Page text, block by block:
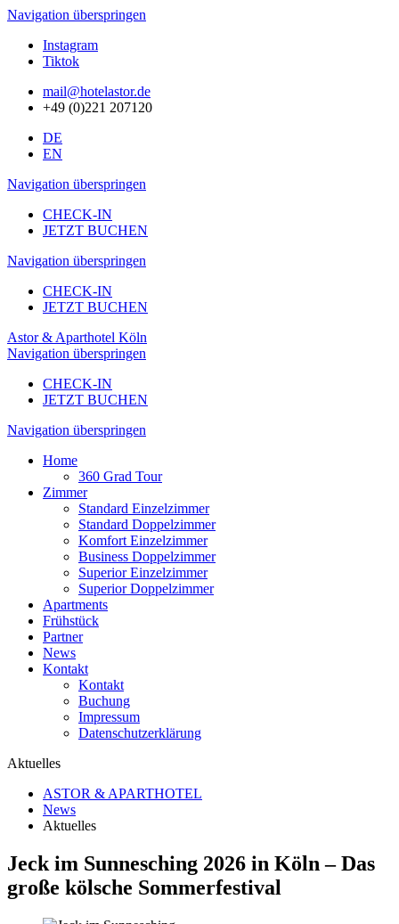
Navigation überspringen
Instagram
Tiktok
mail@hotelastor.de
+49 (0)221 207120
DE
EN
Navigation überspringen
CHECK-IN
JETZT BUCHEN
Navigation überspringen
CHECK-IN
JETZT BUCHEN
Astor & Aparthotel Köln
Navigation überspringen
CHECK-IN
JETZT BUCHEN
Navigation überspringen
Home
360 Grad Tour
Zimmer
Standard Einzelzimmer
Standard Doppelzimmer
Komfort Einzelzimmer
Business Doppelzimmer
Superior Einzelzimmer
Superior Doppelzimmer
Apartments
Frühstück
Partner
News
Kontakt
Kontakt
Buchung
Impressum
Datenschutzerklärung
Aktuelles
ASTOR & APARTHOTEL
News
Aktuelles
Jeck im Sunnesching 2026 in Köln – Das
große kölsche Sommerfestival